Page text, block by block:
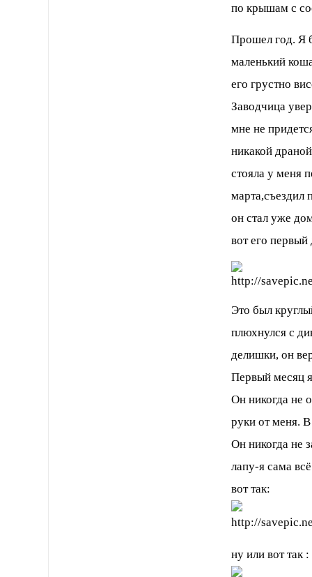
по крышам с
Прошел год. Я
маленький
его грустно
Заводчица
мне не
никакой
стояла у меня
он стал уже
вот его первый
Это был
плюхнулся с
делишки, он
Первый месяц
Он никогда не
руки от меня.
Он никогда не
лапу-я сама
вот так:
ну или вот так :